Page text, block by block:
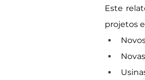
Este
projetos